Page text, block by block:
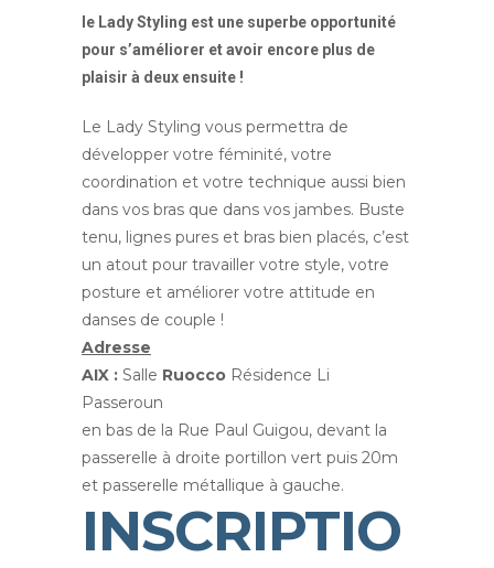
le Lady Styling est une superbe opportunité
pour s’améliorer et avoir encore plus de
plaisir à deux ensuite !
Le Lady Styling vous permettra de
développer votre féminité, votre
coordination et votre technique aussi bien
dans vos bras que dans vos jambes. Buste
tenu, lignes pures et bras bien placés, c’est
un atout pour travailler votre style, votre
posture et améliorer votre attitude en
danses de couple !
Adresse
AIX : Salle Ruocco Résidence Li
Passeroun
en bas de la Rue Paul Guigou, devant la
passerelle à droite portillon vert puis 20m
et passerelle métallique à gauche.
INSCRIPTIO